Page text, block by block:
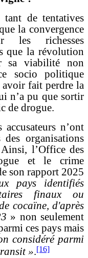
tant de tentatives
la convergence
les richesses
que la révolution
sa viabilité non
socio politique
avoir fait perdre la
n’a pu que sortir
de drogue.
n’ont
organisations
l’Office des
et le crime
son rapport 2025
pays identifiés
finaux ou
cocaïne, d'après
» non seulement
ces pays mais
considéré parmi
».[16]